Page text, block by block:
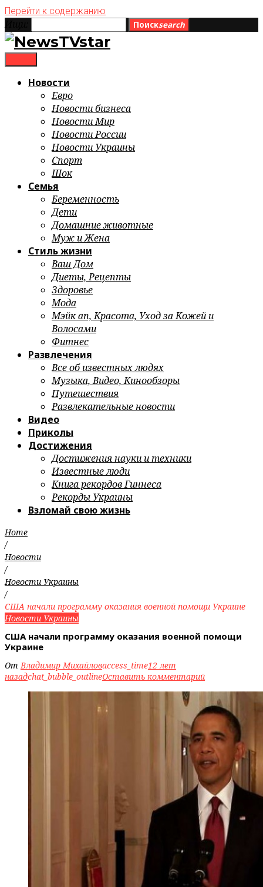
Перейти к содержанию
Поискsearch
Новости
Евро
Новости бизнеса
Новости Мир
Новости России
Новости Украины
Спорт
Шок
Семья
Беременность
Дети
Домашние животные
Муж и Жена
Стиль жизни
Ваш Дом
Диеты, Рецепты
Здоровье
Мода
Мэйк ап, Красота, Уход за Кожей и
Волосами
Фитнес
Развлечения
Все об известных людях
Музыка, Видео, Кинообзоры
Путешествия
Развлекательные новости
Видео
Приколы
Достижения
Достижения науки и техники
Известные люди
Книга рекордов Гиннеса
Рекорды Украины
Взломай свою жизнь
Home
/
Новости
/
Новости Украины
/
США начали программу оказания военной помощи Украине
Новости Украины
США начали программу оказания военной помощи
Украине
ОтВладимир Михайловaccess_time12 лет
назадchat_bubble_outlineОставить комментарий